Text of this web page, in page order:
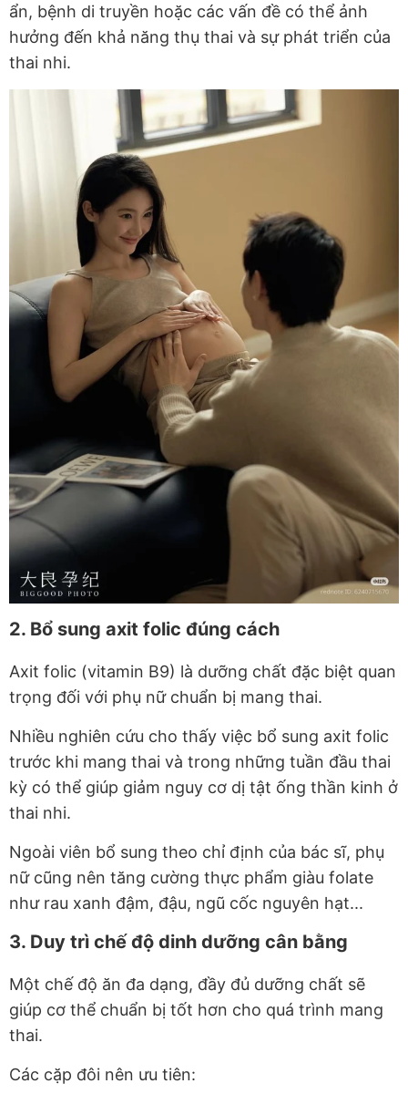
ẩn, bệnh di truyền hoặc các vấn đề có thể ảnh
hưởng đến khả năng thụ thai và sự phát triển của
thai nhi.
2. Bổ sung axit folic đúng cách
Axit folic (vitamin B9) là dưỡng chất đặc biệt quan
trọng đối với phụ nữ chuẩn bị mang thai.
Nhiều nghiên cứu cho thấy việc bổ sung axit folic
trước khi mang thai và trong những tuần đầu thai
kỳ có thể giúp giảm nguy cơ dị tật ống thần kinh ở
thai nhi.
Ngoài viên bổ sung theo chỉ định của bác sĩ, phụ
nữ cũng nên tăng cường thực phẩm giàu folate
như rau xanh đậm, đậu, ngũ cốc nguyên hạt...
3. Duy trì chế độ dinh dưỡng cân bằng
Một chế độ ăn đa dạng, đầy đủ dưỡng chất sẽ
giúp cơ thể chuẩn bị tốt hơn cho quá trình mang
thai.
Các cặp đôi nên ưu tiên: